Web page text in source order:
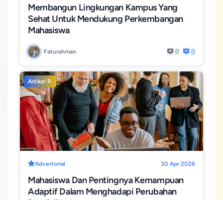
Membangun Lingkungan Kampus Yang
Sehat Untuk Mendukung Perkembangan
Mahasiswa
Faturahman 0 0
Artikel P.
Advertorial 30 Apr 2026
Mahasiswa Dan Pentingnya Kemampuan
Adaptif Dalam Menghadapi Perubahan